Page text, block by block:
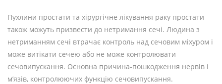
Пухлини простати та хірургічне лікування раку простати
також можуть призвести до нетримання сечі. Людина з
нетриманням сечі втрачає контроль над сечовим міхуром і
може витікати сечею або не може контролювати
сечовипускання. Основна причина-пошкодження нервів і
м’язів, контролюючих функцію сечовипускання.